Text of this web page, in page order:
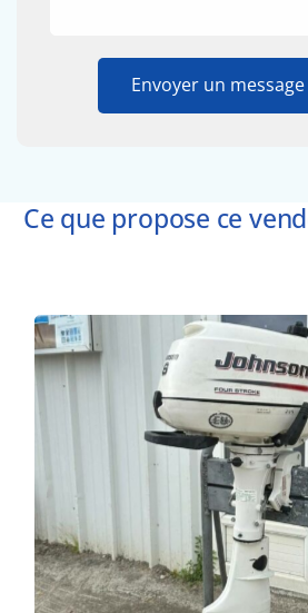
Envoyer un message
Ce que propose ce